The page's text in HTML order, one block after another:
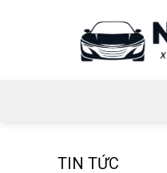
TIN TỨC